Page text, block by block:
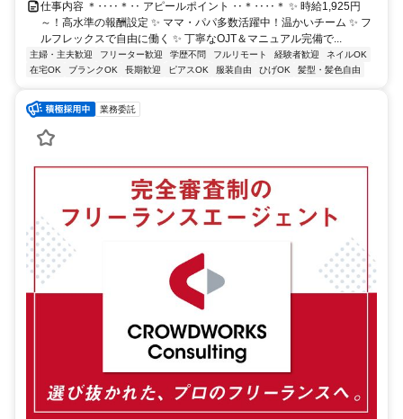
仕事内容 ＊‥‥＊‥ アピールポイント ‥＊‥‥＊ ✨ 時給1,925円
～！高水準の報酬設定 ✨ ママ・パパ多数活躍中！温かいチーム ✨ フ
ルフレックスで自由に働く ✨ 丁寧なOJT＆マニュアル完備で...
主婦・主夫歓迎 フリーター歓迎 学歴不問 フルリモート 経験者歓迎
ネイルOK
在宅OK
ブランクOK 長期歓迎 ピアスOK 服装自由 ひげOK 髪型・髪色自由
業務委託